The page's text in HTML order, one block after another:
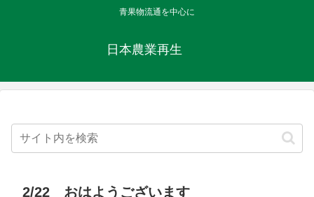
青果物流通を中心に
日本農業再生
2/22 おはようございます